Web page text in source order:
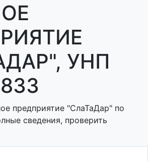
УНП
предприятие "СлаТаДар" по
сведения, проверить